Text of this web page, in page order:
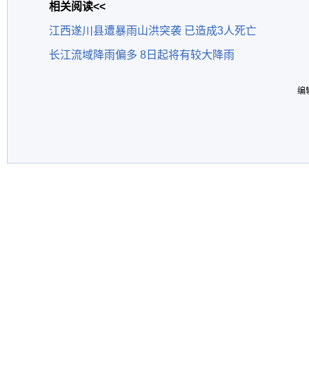
相关阅读<<
江西遂川县遭暴雨山洪突袭 已造成3人死亡
长江流域降雨偏多 8日起将有较大降雨
编